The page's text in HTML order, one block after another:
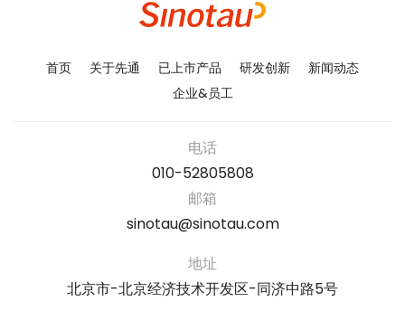
首页 关于先通 已上市产品 研发创新
新闻动态
企业&员工
电话
010-52805808
邮箱
sinotau@sinotau.com
地址
北京市-北京经济技术开发区-同济中路5号